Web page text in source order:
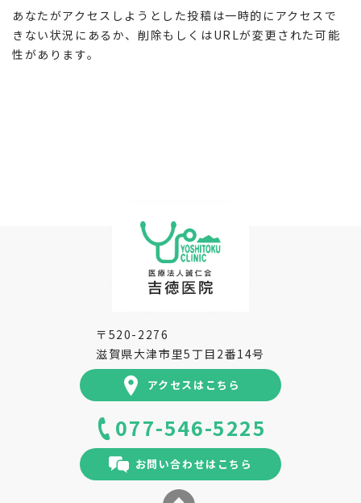
あなたがアクセスしようとした投稿は一時的にアクセスで
きない状況にあるか、削除もしくはURLが変更された可能
性があります。
〒520-2276
滋賀県大津市里5丁目2番14号
アクセスはこちら
077-546-5225
お問い合わせはこちら